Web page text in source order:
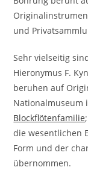
und
Sehr vielseitig
Hieronymus F.
beruhen auf
Nationalmuseum
Blockflötenfamilie;
die wesentlichen
Form und der
übernommen.